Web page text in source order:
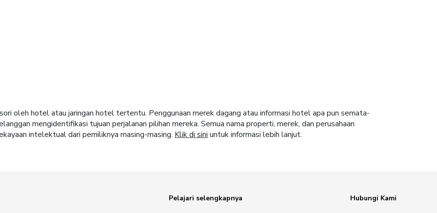
oleh hotel atau jaringan hotel tertentu. Penggunaan merek dagang atau informasi hotel apa pun semata-
mengidentifikasi tujuan perjalanan pilihan mereka. Semua nama properti, merek, dan perusahaan
intelektual dari pemiliknya masing-masing. Klik di sini untuk informasi lebih lanjut.
Pelajari selengkapnya
Hubungi Kami